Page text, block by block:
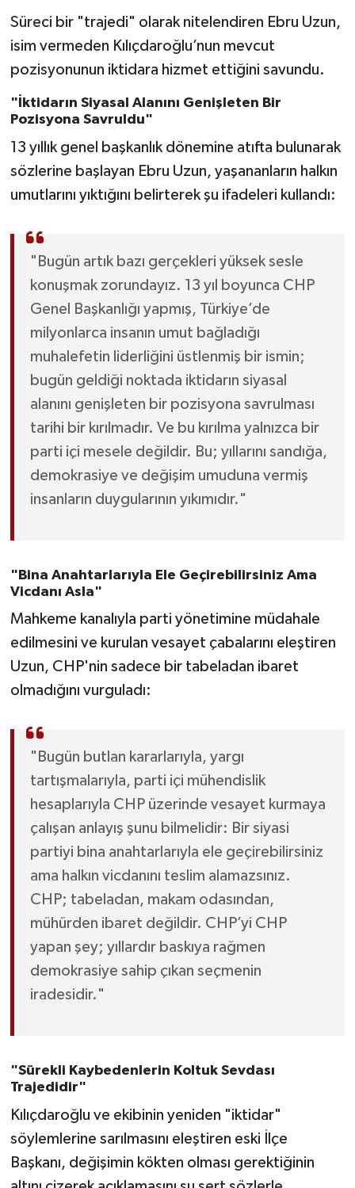
Süreci bir "trajedi" olarak nitelendiren Ebru Uzun,
isim vermeden Kılıçdaroğlu’nun mevcut
pozisyonunun iktidara hizmet ettiğini savundu.
"İktidarın Siyasal Alanını Genişleten Bir
Pozisyona Savruldu"
13 yıllık genel başkanlık dönemine atıfta bulunarak
sözlerine başlayan Ebru Uzun, yaşananların halkın
umutlarını yıktığını belirterek şu ifadeleri kullandı:
"Bugün artık bazı gerçekleri yüksek sesle
konuşmak zorundayız. 13 yıl boyunca CHP
Genel Başkanlığı yapmış, Türkiye’de
milyonlarca insanın umut bağladığı
muhalefetin liderliğini üstlenmiş bir ismin;
bugün geldiği noktada iktidarın siyasal
alanını genişleten bir pozisyona savrulması
tarihi bir kırılmadır. Ve bu kırılma yalnızca bir
parti içi mesele değildir. Bu; yıllarını sandığa,
demokrasiye ve değişim umuduna vermiş
insanların duygularının yıkımıdır."
"Bina Anahtarlarıyla Ele Geçirebilirsiniz Ama
Vicdanı Asla"
Mahkeme kanalıyla parti yönetimine müdahale
edilmesini ve kurulan vesayet çabalarını eleştiren
Uzun, CHP'nin sadece bir tabeladan ibaret
olmadığını vurguladı:
"Bugün butlan kararlarıyla, yargı
tartışmalarıyla, parti içi mühendislik
hesaplarıyla CHP üzerinde vesayet kurmaya
çalışan anlayış şunu bilmelidir: Bir siyasi
partiyi bina anahtarlarıyla ele geçirebilirsiniz
ama halkın vicdanını teslim alamazsınız.
CHP; tabeladan, makam odasından,
mühürden ibaret değildir. CHP’yi CHP
yapan şey; yıllardır baskıya rağmen
demokrasiye sahip çıkan seçmenin
iradesidir."
"Sürekli Kaybedenlerin Koltuk Sevdası
Trajedidir"
Kılıçdaroğlu ve ekibinin yeniden "iktidar"
söylemlerine sarılmasını eleştiren eski İlçe
Başkanı, değişimin kökten olması gerektiğinin
Politika
Röportaj
Sağlık
Ulusal
Yaşam